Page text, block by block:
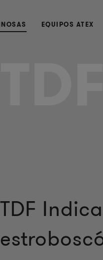
EQUIPOS ATEX
TDF